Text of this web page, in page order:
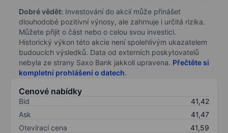
Dobré vědět: Investování do akcií může přinášet
dlouhodobé pozitivní výnosy, ale zahrnuje i určitá rizika.
Můžete přijít o část nebo o celou svou investici.
Historický výkon této akcie není spolehlivým ukazatelem
budoucích výsledků. Data od externích poskytovatelů
nebyla ze strany Saxo Bank jakkoli upravena. Přečtěte si
kompletní prohlášení o datech.
Cenové nabídky
Bid
41,42
Ask
41,47
Otevírací cena
41,59